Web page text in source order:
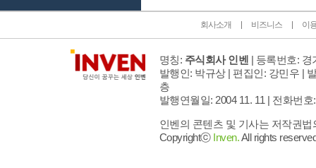
회사소개 비즈니스 이
명칭: 주식회사 인벤 | 등록번호: 경
발행인: 박규상 | 편집인: 강민우 |
층
발행연월일: 2004 11. 11 | 전화번호
인벤의 콘텐츠 및 기사는 저작권
Copyrightⓒ Inven.All rights